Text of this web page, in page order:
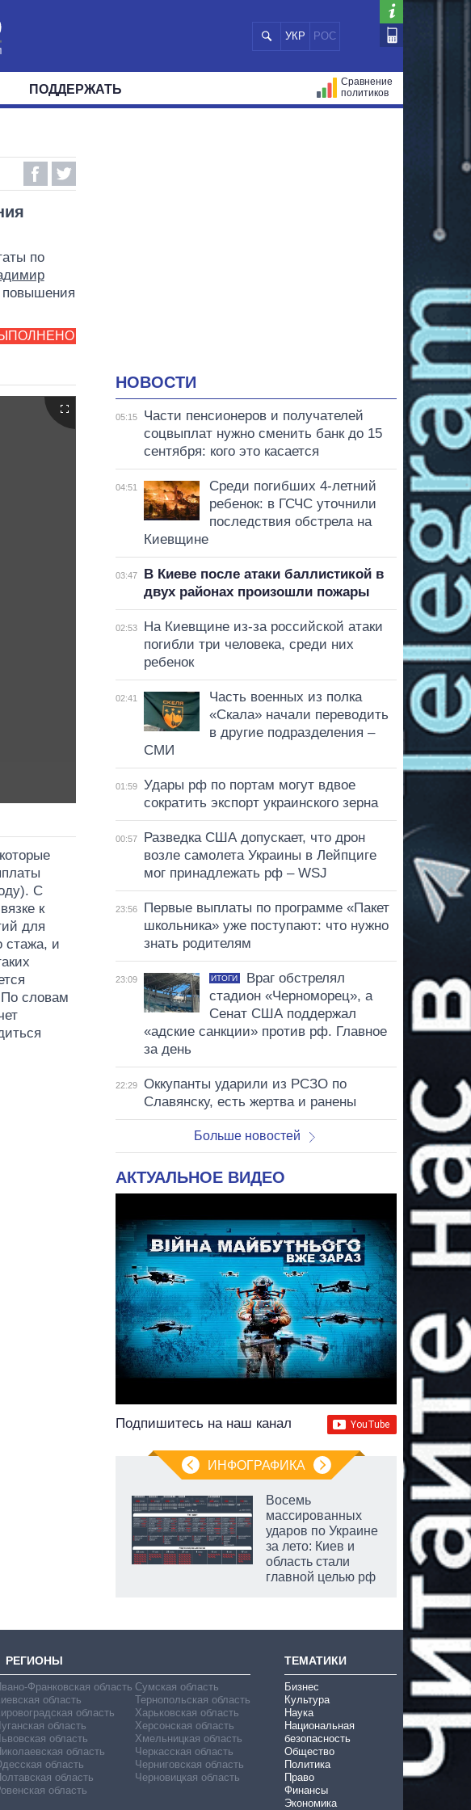
УКР РОС
МИР
ОКРУГА
ПОДДЕРЖАТЬ
Сравнение
политиков
по
повышения
С
к
для
стажа, и
словам
НОВОСТИ
05:15
Части пенсионеров и получателей
соцвыплат нужно сменить банк до 15
сентября: кого это касается
04:51
Среди погибших 4-летний
ребенок: в ГСЧС уточнили
последствия обстрела на
Киевщине
03:47
В Киеве после атаки баллистикой в
двух районах произошли пожары
02:53
На Киевщине из-за российской атаки
погибли три человека, среди них
ребенок
02:41
Часть военных из полка
«Скала» начали переводить
в другие подразделения –
СМИ
01:59
Удары рф по портам могут вдвое
сократить экспорт украинского зерна
00:57
Разведка США допускает, что дрон
возле самолета Украины в Лейпциге
мог принадлежать рф – WSJ
23:56
Первые выплаты по программе «Пакет
школьника» уже поступают: что нужно
знать родителям
23:09 ИТОГИ
Враг обстрелял
стадион «Черноморец», а
Сенат США поддержал
«адские санкции» против рф. Главное
за день
22:29
Оккупанты ударили из РСЗО по
Славянску, есть жертва и ранены
Больше новостей
АКТУАЛЬНОЕ ВИДЕО
Подпишитесь на наш канал
ИНФОГРАФИКА
Восемь
массированных
ударов по Украине
за лето: Киев и
область стали
главной целью рф
РЕГИОНЫ
Франковская область
область
область
область
область
область
область
область
область
Сумская область
Тернопольская область
Харьковская область
Херсонская область
Хмельницкая область
Черкасская область
Черниговская область
Черновицкая область
ТЕМАТИКИ
Бизнес
Культура
Наука
Национальная
безопасность
Общество
Политика
Право
Финансы
Экономика